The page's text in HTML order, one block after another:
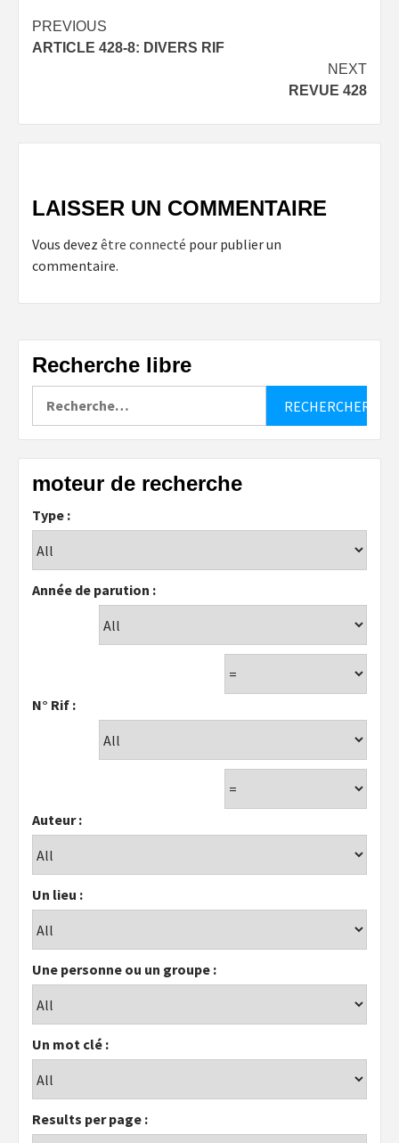
Post
navigation
PREVIOUS
ARTICLE 428-8: DIVERS RIF
NEXT
REVUE 428
LAISSER UN COMMENTAIRE
Vous devez être connecté pour publier un
commentaire.
Recherche libre
moteur de recherche
Type :
Année de parution :
N° Rif :
Auteur :
Un lieu :
Une personne ou un groupe :
Un mot clé :
Results per page :